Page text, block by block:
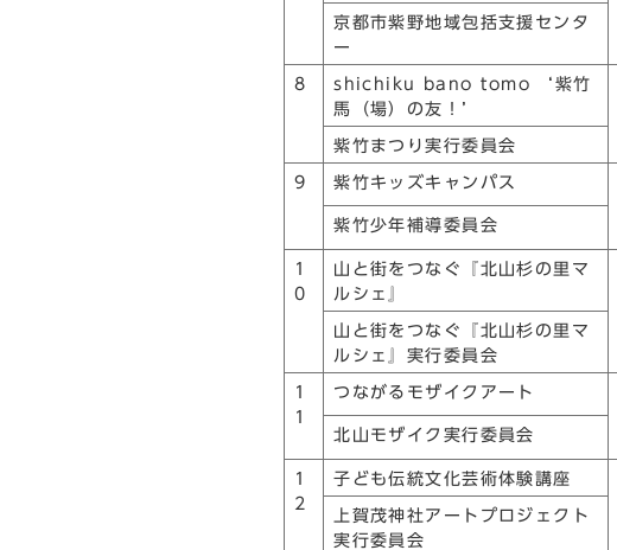
京都市紫野地域包括支援センタ
ー
8
shichiku bano tomo ‘紫竹
馬（場）の友！’
紫竹まつり実行委員会
9 紫竹キッズキャンパス
紫竹少年補導委員会
1
0
山と街をつなぐ『北山杉の里マ
ルシェ』
山と街をつなぐ『北山杉の里マ
ルシェ』実行委員会
1
1
つながるモザイクアート
北山モザイク実行委員会
1
2
子ども伝統文化芸術体験講座
上賀茂神社アートプロジェクト
実行委員会